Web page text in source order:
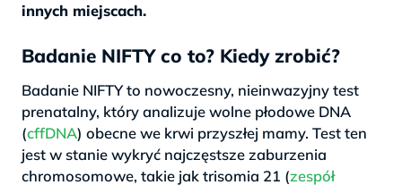
innych miejscach.
Badanie NIFTY co to? Kiedy zrobić?
Badanie NIFTY to nowoczesny, nieinwazyjny test
prenatalny, który analizuje wolne płodowe DNA
(cffDNA) obecne we krwi przyszłej mamy. Test ten
jest w stanie wykryć najczęstsze zaburzenia
chromosomowe, takie jak trisomia 21 (zespół